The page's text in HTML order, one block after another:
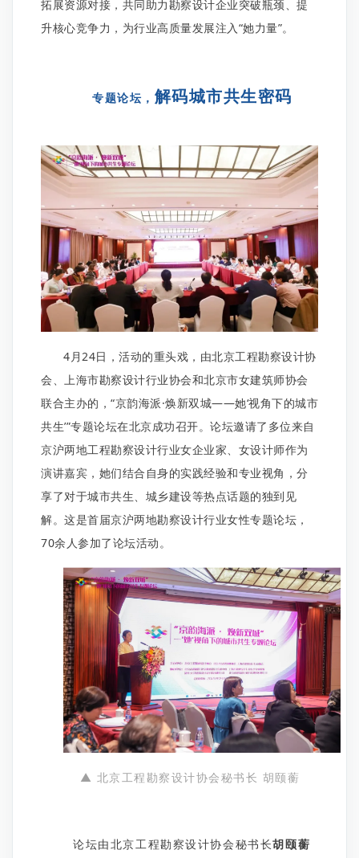
拓展资源对接，共同助力勘察设计企业突破瓶颈、提
升核心竞争力，为行业高质量发展注入“她力量”。
专题论坛， 解码城市共生密码
4月24日，活动的重头戏，由北京工程勘察设计协
会、上海市勘察设计行业协会和北京市女建筑师协会
联合主办的，“京韵海派·焕新双城——她‘视角下的城市
共生’”专题论坛在北京成功召开。论坛邀请了多位来自
京沪两地工程勘察设计行业女企业家、女设计师作为
演讲嘉宾，她们结合自身的实践经验和专业视角，分
享了对于城市共生、城乡建设等热点话题的独到见
解。这是首届京沪两地勘察设计行业女性专题论坛，
70余人参加了论坛活动。
▲ 北京工程勘察设计协会秘书长 胡颐蘅
论坛由北京工程勘察设计协会秘书长胡颐蘅